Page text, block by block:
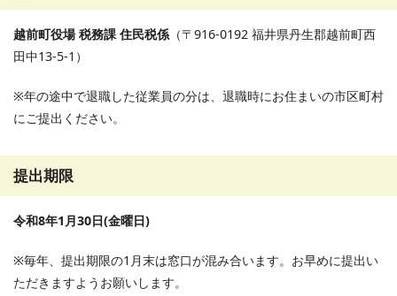
越前町役場 税務課 住民税係（〒916-0192 福井県丹生郡越前町西
田中13-5-1）
※年の途中で退職した従業員の分は、退職時にお住まいの市区町村
にご提出ください。
提出期限
令和8年1月30日(金曜日)
※毎年、提出期限の1月末は窓口が混み合います。お早めに提出い
ただきますようお願いします。